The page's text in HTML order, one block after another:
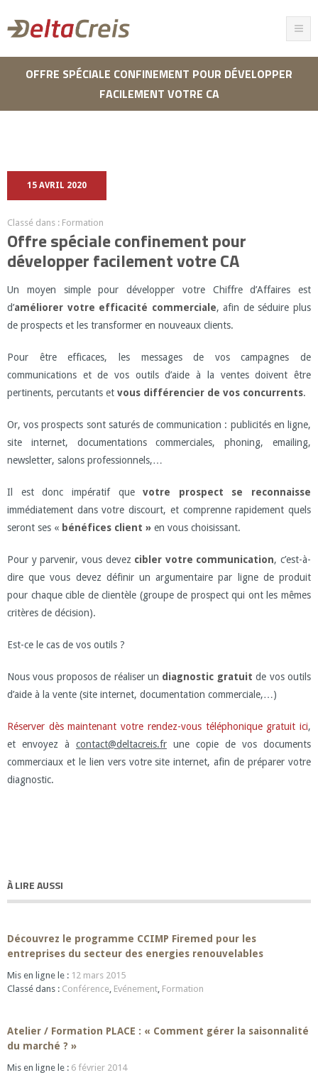
OFFRE SPÉCIALE CONFINEMENT POUR DÉVELOPPER
FACILEMENT VOTRE CA
15 AVRIL 2020
Classé dans : Formation
Offre spéciale confinement pour
développer facilement votre CA
Un moyen simple pour développer votre Chiffre d’Affaires est
d’améliorer votre efficacité commerciale, afin de séduire plus
de prospects et les transformer en nouveaux clients.
Pour être efficaces, les messages de vos campagnes de
communications et de vos outils d’aide à la ventes doivent être
pertinents, percutants et vous différencier de vos concurrents.
Or, vos prospects sont saturés de communication : publicités en ligne,
site internet, documentations commerciales, phoning, emailing,
newsletter, salons professionnels,…
Il est donc impératif quevotre prospect se reconnaisse
immédiatement dans votre discourt, et comprenne rapidement quels
seront ses « bénéfices client » en vous choisissant.
Pour y parvenir, vous devez cibler votre communication, c’est-à-
dire que vous devez définir un argumentaire par ligne de produit
pour chaque cible de clientèle (groupe de prospect qui ont les mêmes
critères de décision).
Est-ce le cas de vos outils ?
Nous vous proposos de réaliser un diagnostic gratuit de vos outils
d’aide à la vente (site internet, documentation commerciale,…)
Réserver dès maintenant votre rendez-vous téléphonique gratuit ici,
et envoyez à contact@deltacreis.fr une copie de vos documents
commerciaux et le lien vers votre site internet, afin de préparer votre
diagnostic.
À LIRE AUSSI
Découvrez le programme CCIMP Firemed pour les
entreprises du secteur des energies renouvelables
Mis en ligne le : 12 mars 2015
Classé dans : Conférence, Evénement, Formation
Atelier / Formation PLACE : « Comment gérer la saisonnalité
du marché ? »
Mis en ligne le : 6 février 2014